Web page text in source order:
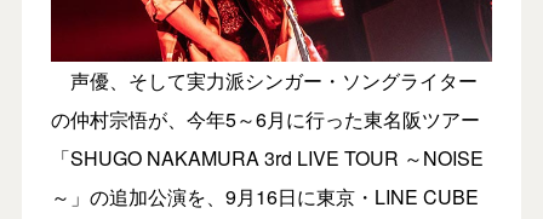
声優、そして実力派シンガー・ソングライター
の仲村宗悟が、今年5～6月に行った東名阪ツアー
「SHUGO NAKAMURA 3rd LIVE TOUR ～NOISE
～」の追加公演を、9月16日に東京・LINE CUBE